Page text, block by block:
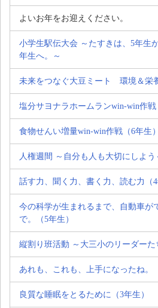
よいお年をお迎えください。
小学生駅伝大会 ～たすきは、5年生
年生へ。～
未来をつなぐ大豆ミート 環境＆栄
塩分サヨナラホームランwin-win作戦
食物せんい増量win-win作戦（6年生）
人権週間 ～自分も人も大切にしよう
話す力、聞く力、書く力、読む力（4
今の科学が生まれるまで、自動車が
で。（5年生）
縦割り班活動 ～大三小のリーダーた
あれも、これも、上手になったね。
良質な睡眠をとるために（3年生）